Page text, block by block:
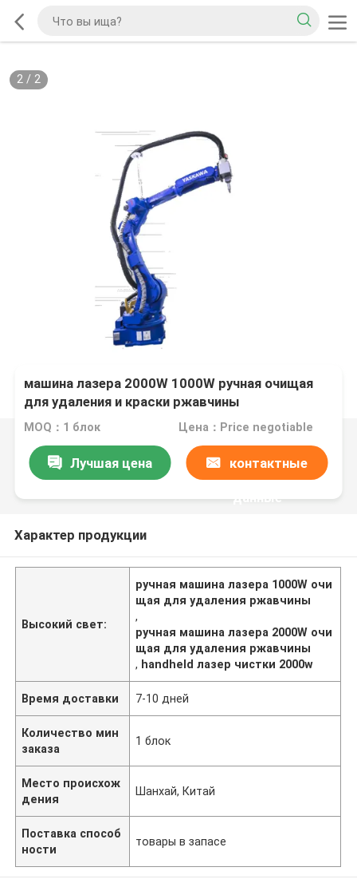
2/ 2
машина лазера 2000W 1000W ручная очищая
для удаления и краски ржавчины
MOQ：1 блок Цена：Price negotiable
Лучшая цена контактные
данные
Характер продукции
Высокий свет:
ручная машина лазера 1000W очи
щая для удаления ржавчины
,
ручная машина лазера 2000W очи
щая для удаления ржавчины
, handheld лазер чистки 2000w
Время доставки 7-10 дней
Количество мин
заказа
1 блок
Место происхож
дения
Шанхай, Китай
Поставка способ
ности
товары в запасе